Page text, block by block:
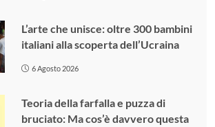
L’arte che unisce: oltre 300 bambini
italiani alla scoperta dell’Ucraina
6 Agosto 2026
Teoria della farfalla e puzza di
bruciato: Ma cos’è davvero questa